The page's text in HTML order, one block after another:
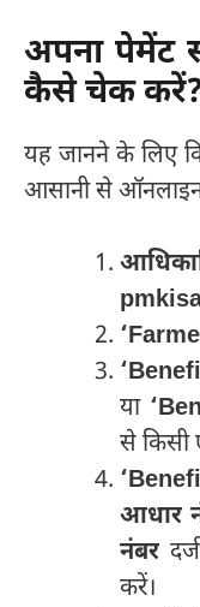
अपना पेमेंट
कैसे चेक
यह जानने के लिए
आसानी से
या
से किसी
आधार
नंबर
करें।